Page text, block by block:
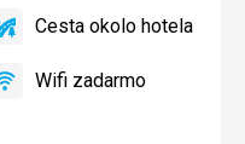
bazéne
Cesta
hotela
Cesta okolo hotela
Wifi
Wifi zadarmo